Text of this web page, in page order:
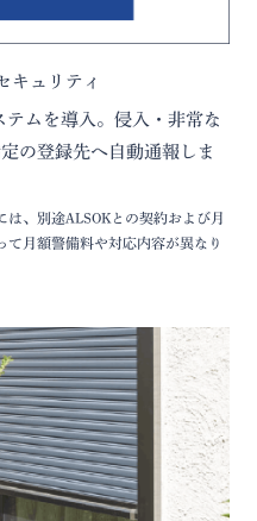
キュリティ
ムを導入。侵入・非常な
の登録先へ自動通報しま
、別途ALSOKとの契約および月
月額警備料や対応内容が異なり